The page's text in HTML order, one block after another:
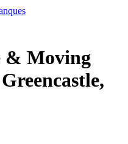
& Moving
Greencastle,